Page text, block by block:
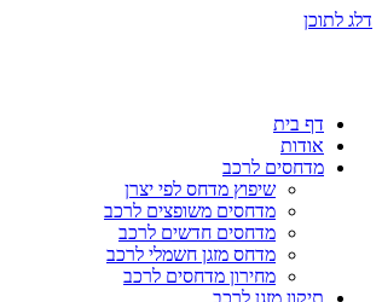
דלג לתוכן
דף בית
אודות
מדחסים לרכב
שיפוץ מדחס לפי יצרן
מדחסים משופצים לרכב
מדחסים חדשים לרכב
מדחס מזגן חשמלי לרכב
מחירון מדחסים לרכב
תיקון מזגן לרכב